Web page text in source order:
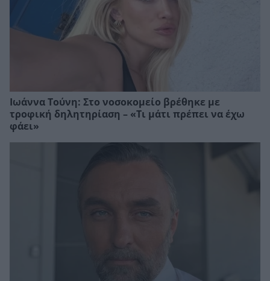
Ιωάννα Τούνη: Στο νοσοκομείο βρέθηκε με
τροφική δηλητηρίαση – «Τι μάτι πρέπει να έχω
φάει»